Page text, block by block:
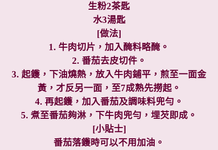
生粉2茶匙
水3湯匙
[做法]
1. 牛肉切片，加入醃料略醃。
2. 番茄去皮切件。
3. 起鑊，下油燒熱，放入牛肉鋪平，煎至一面金
黃，才反另一面，至7成熟先撈起。
4. 再起鑊，加入番茄及調味料兜勻。
5. 煮至番茄夠淋，下牛肉兜勻，埋芡即成。
[小貼士]
番茄落鑊時可以不用加油。